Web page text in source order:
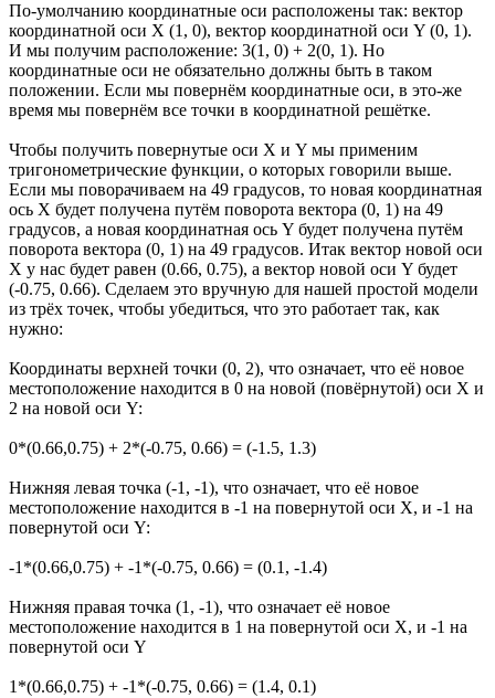
По-умолчанию координатные оси расположены так: вектор
координатной оси X (1, 0), вектор координатной оси Y (0, 1).
И мы получим расположение: 3(1, 0) + 2(0, 1). Но
координатные оси не обязательно должны быть в таком
положении. Если мы повернём координатные оси, в это-же
время мы повернём все точки в координатной решётке.
Чтобы получить повернутые оси X и Y мы применим
тригонометрические функции, о которых говорили выше.
Если мы поворачиваем на 49 градусов, то новая координатная
ось X будет получена путём поворота вектора (0, 1) на 49
градусов, а новая координатная ось Y будет получена путём
поворота вектора (0, 1) на 49 градусов. Итак вектор новой оси
X у нас будет равен (0.66, 0.75), а вектор новой оси Y будет
(-0.75, 0.66). Сделаем это вручную для нашей простой модели
из трёх точек, чтобы убедиться, что это работает так, как
нужно:
Координаты верхней точки (0, 2), что означает, что её новое
местоположение находится в 0 на новой (повёрнутой) оси X и
2 на новой оси Y:
0*(0.66,0.75) + 2*(-0.75, 0.66) = (-1.5, 1.3)
Нижняя левая точка (-1, -1), что означает, что её новое
местоположение находится в -1 на повернутой оси X, и -1 на
повернутой оси Y:
-1*(0.66,0.75) + -1*(-0.75, 0.66) = (0.1, -1.4)
Нижняя правая точка (1, -1), что означает её новое
местоположение находится в 1 на повернутой оси X, и -1 на
повернутой оси Y
1*(0.66,0.75) + -1*(-0.75, 0.66) = (1.4, 0.1)